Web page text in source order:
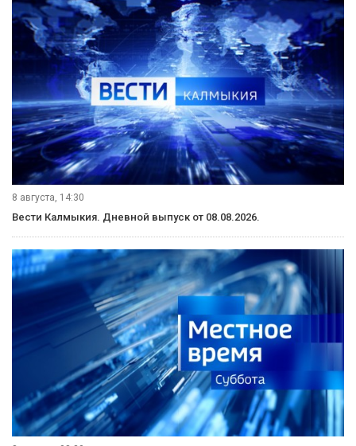
8 августа, 14:30
Вести Калмыкия. Дневной выпуск от 08.08.2026.